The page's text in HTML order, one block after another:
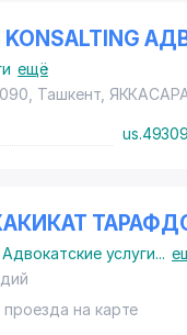
KONSALTING
ещё
Ташкент,
,Адвокатские услуги...
на карте